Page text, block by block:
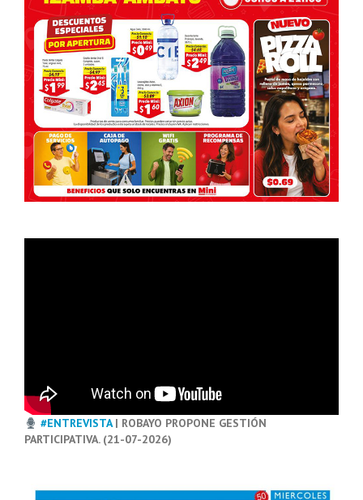
#ENTREVISTA| ROBAYO PROPONE GESTIÓN
PARTICIPATIVA. (21-07-2026)